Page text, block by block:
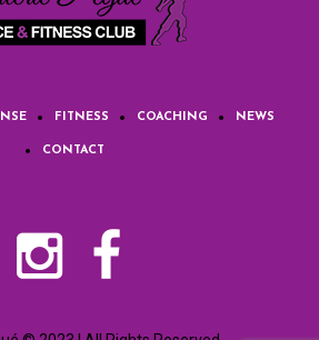
FITNESS COACHING NEWS
CONTACT